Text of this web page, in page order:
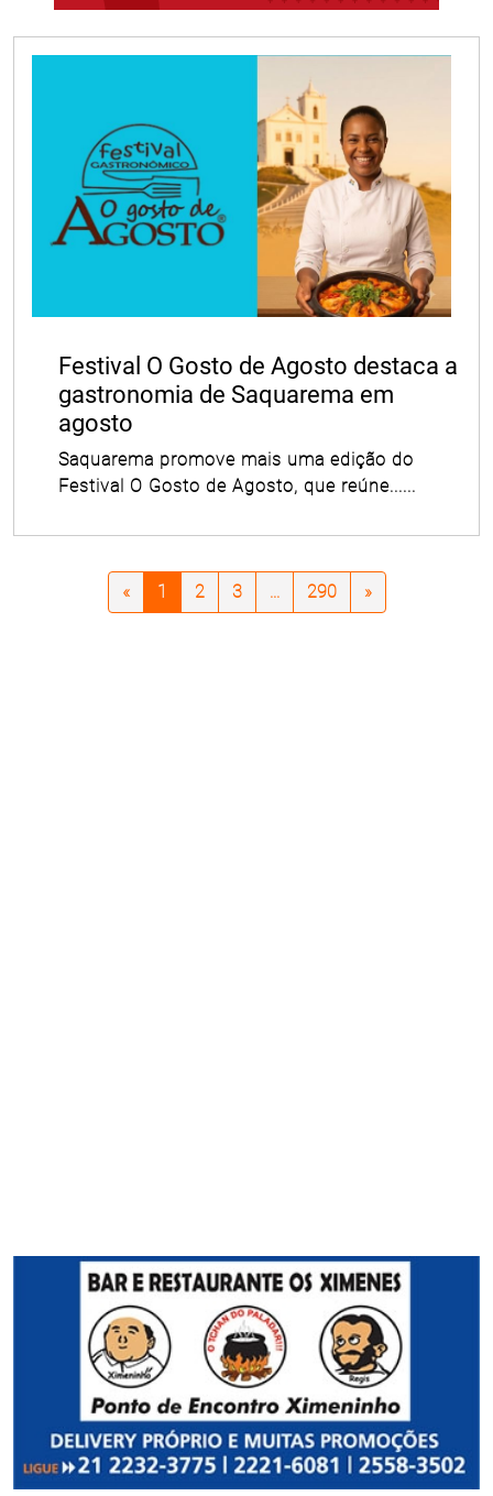
Festival O Gosto de Agosto destaca a
gastronomia de Saquarema em
agosto
Saquarema promove mais uma edição do
Festival O Gosto de Agosto, que reúne......
« 1 2 3 ... 290 »